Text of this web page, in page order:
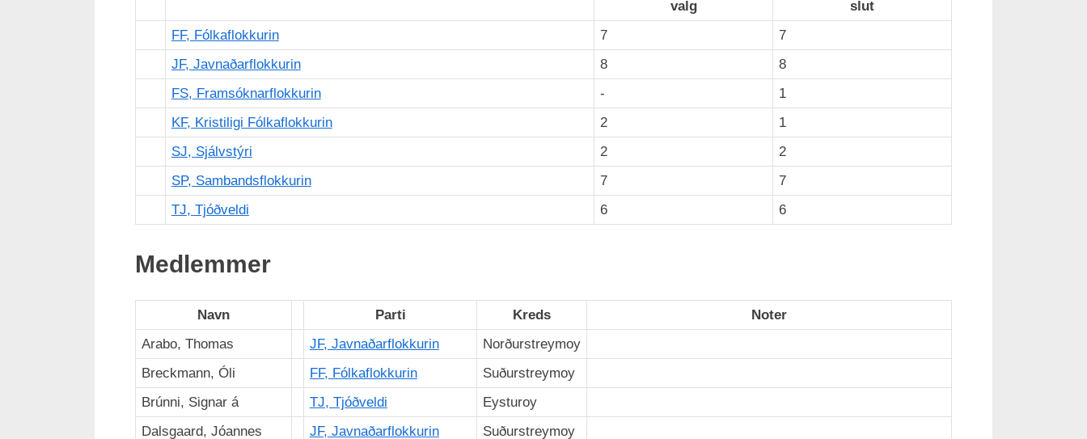
valg
slut
FF, Fólkaflokkurin
7
7
JF, Javnaðarflokkurin
8
8
FS, Framsóknarflokkurin
-
1
KF, Kristiligi Fólkaflokkurin
2
1
SJ, Sjálvstýri
2
2
SP, Sambandsflokkurin
7
7
TJ, Tjóðveldi
6 6
Medlemmer
Navn Parti Kreds
Noter
Arabo, Thomas
JF, Javnaðarflokkurin
Norðurstreymoy
Breckmann, Óli
FF, Fólkaflokkurin
Suðurstreymoy
Brúnni, Signar á
TJ, Tjóðveldi
Eysturoy
Dalsgaard, Jóannes
JF, Javnaðarflokkurin
Suðurstreymoy